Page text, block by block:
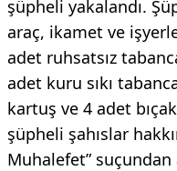
şüpheli yakalandı.
araç, ikamet ve
adet ruhsatsız
adet kuru sıkı
kartuş ve 4 adet
şüpheli şahıslar
Muhalefet” suçundan